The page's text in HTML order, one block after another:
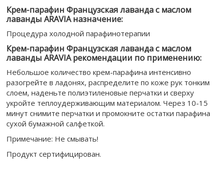
Крем-парафин Французская лаванда с маслом
лаванды ARAVIA назначение:
Процедура холодной парафинотерапии
Крем-парафин Французская лаванда с маслом
лаванды ARAVIA рекомендации по применению:
Небольшое количество крем-парафина интенсивно
разогрейте в ладонях, распределите по коже рук тонким
слоем, наденьте полиэтиленовые перчатки и сверху
укройте теплоудерживающим материалом. Через 10-15
минут снимите перчатки и промокните остатки парафина
сухой бумажной салфеткой.
Примечание: Не смывать!
Продукт сертифицирован.